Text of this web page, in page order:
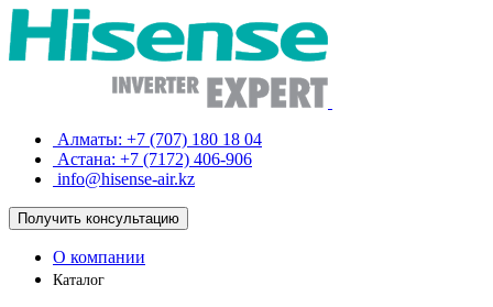
Алматы: +7 (707) 180 18 04
Астана: +7 (7172) 406-906
info@hisense-air.kz
Получить консультацию
О компании
Каталог